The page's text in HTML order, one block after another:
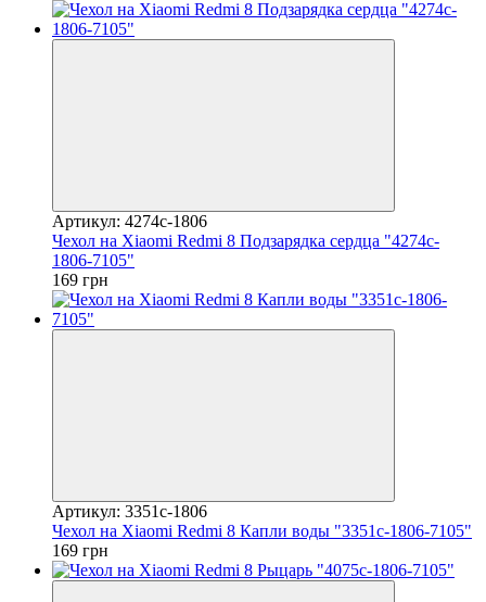
Артикул: 4274c-1806
Чехол на Xiaomi Redmi 8 Подзарядка сердца "4274c-
1806-7105"
169 грн
Артикул: 3351c-1806
Чехол на Xiaomi Redmi 8 Капли воды "3351c-1806-7105"
169 грн